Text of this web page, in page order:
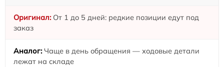
От 1 до 5 дней: редкие позиции едут под
заказ
Чаще в день обращения — ходовые детали
лежат на складе